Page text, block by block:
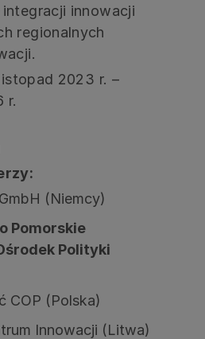
innowacji
regionalnych
2023 r. –
r.
(Niemcy)
Pomorskie
Polityki
COP (Polska)
Innowacji (Litwa)